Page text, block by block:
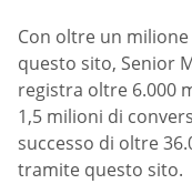
Con oltre un
questo sito, Senior
registra oltre 6.000
1,5 milioni di
successo di oltre
tramite questo sito.